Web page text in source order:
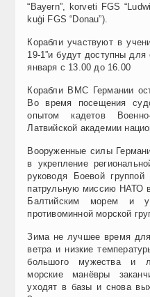
“Bayern”, korveti FGS
kuģi FGS “Donau”).
Корабли участвуют в
19-1”и будут доступны
января с 13.00 до 16.00
Корабли ВМС Германии
Во время посещения
опытом кадетов
Латвийской академии
Вооруженные силы
в укрепление
руководя Боевой
патрульную миссию НАТО
Балтийским морем и
противоминной морской
Зима не лучшее время
ветра и низкие
большого мужества и
морские манёвры
уходят в базы и снова